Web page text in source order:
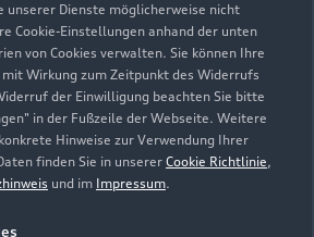
unserer Dienste möglicherweise nicht
Cookie-Einstellungen anhand der unten
von Cookies verwalten. Sie können Ihre
Wirkung zum Zeitpunkt des Widerrufs
der Einwilligung beachten Sie bitte
in der Fußzeile der Webseite. Weitere
Hinweise zur Verwendung Ihrer
finden Sie in unserer Cookie Richtlinie,
und im Impressum.